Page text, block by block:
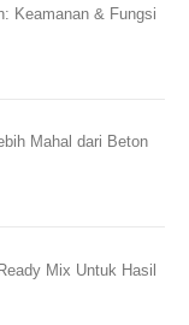
Keamanan & Fungsi
Mahal dari Beton
Mix Untuk Hasil